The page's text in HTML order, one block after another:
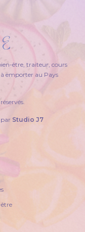
être, traiteur, cours
emporter au Pays
par Studio J7